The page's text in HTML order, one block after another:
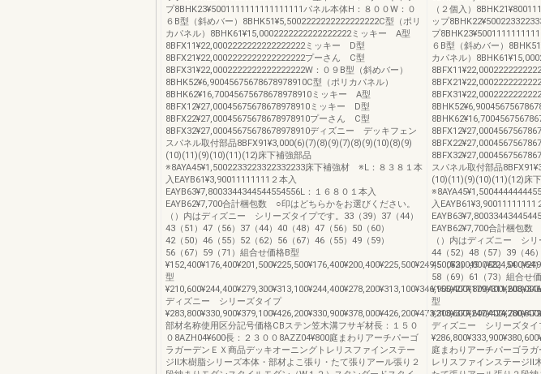
プ8BHK23¥5001111111111111111パネル本体H：８００W：０
６B型（斜めバー）8BHK51¥5,5002222222222222222C型（ポリ
カパネル）8BHK61¥15,0002222222222222222ミッキー A型
8BFX11¥22,0002222222222222222ミッキー D型
8BFX21¥22,0002222222222222222プーさん C型
8BFX31¥22,0002222222222222222W：０９B型（斜めバー）
8BHK52¥6,90045675678678978910C型（ポリカパネル）
8BHK62¥16,70045675678678978910ミッキー A型
8BFX12¥27,00045675678678978910ミッキー D型
8BFX22¥27,00045675678678978910プーさん C型
8BFX32¥27,00045675678678978910ディズニー デッキフェン
スパネル取付部品8BFX91¥3,000(6)(7)(8)(9)(7)(8)(9)(10)(8)(9)
(10)(11)(9)(10)(11)(12)床下補強部品
※8AYA45¥1,5002233223322332233床下補強材 ※L：８３８１本
入EAYB61¥3,90011111111２本入
EAYB63¥7,8003344344544554556L：１６８０１本入
EAYB62¥7,700合計梱包数 ○印はどちらかをお選びください。
（）内はディズニー シリーズタイプです。33（39）37（44）
43（51）47（56）37（44）40（48）47（56）50（60）
42（50）46（55）52（62）56（67）46（55）49（59）
56（67）59（71）組合せ価格B型
型
ディズニー シリーズタイプ
部材名称使用区分記号価格CBステン笠木溝フサギ材長：１５０
０8AZH04¥600長：２３００8AZZ04¥800庭まわりアーチパーゴ
ラガーデンＥＸ商品デッキオーニングトレリスファインステー
ジⅡ木樹脂シリーズ本体・部材よこ張り・たて張りアール張り２
（２個入）
ップ
プ
６B型（斜めバー）
カパネル）
スパネル取付部品
(10)(11)(9)(10)(11)(12)床
入EAYB61¥3,90011111111
EAYB62¥7,700合計梱包数
（）内はディズニー シリ
44（52）48（57）39（46
45（53）49（58）54（64
58（69）61（73）組合せ
型
ディズニー シリーズタイ
庭まわりアーチパーゴラ
レリスファインステージⅡ